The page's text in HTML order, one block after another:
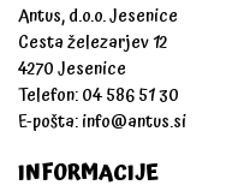
Antus, d.o.o. Jesenice
Cesta železarjev 12
4270 Jesenice
Telefon: 04 586 51 30
E-pošta:info@antus.si
INFORMACIJE